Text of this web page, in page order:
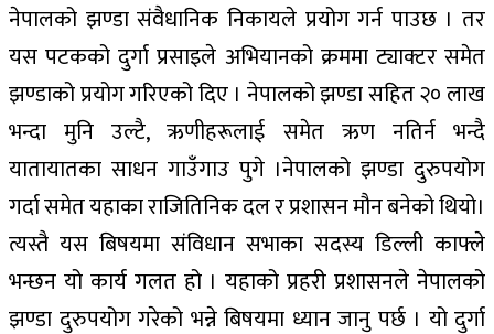
नेपालको झण्डा संवैधानिक निकायले प्रयोग गर्न पाउछ । तर
यस पटकको दुर्गा प्रसाइले अभियानको क्रममा ट्याक्टर समेत
झण्डाको प्रयोग गरिएको दिए । नेपालको झण्डा सहित २० लाख
भन्दा मुनि उल्टै, ऋणीहरूलाई समेत ऋण नतिर्न भन्दै
यातायातका साधन गाउँगाउ पुगे ।नेपालको झण्डा दुरुपयोग
गर्दा समेत यहाका राजितिनिक दल र प्रशासन मौन बनेको थियो।
त्यस्तै यस बिषयमा संविधान सभाका सदस्य डिल्ली काफ्ले
भन्छन यो कार्य गलत हो । यहाको प्रहरी प्रशासनले नेपालको
झण्डा दुरुपयोग गरेको भन्ने बिषयमा ध्यान जानु पर्छ । यो दुर्गा